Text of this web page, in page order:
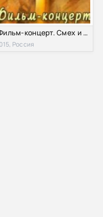
Фильм-концерт. Смех и грех (2015)
Россия